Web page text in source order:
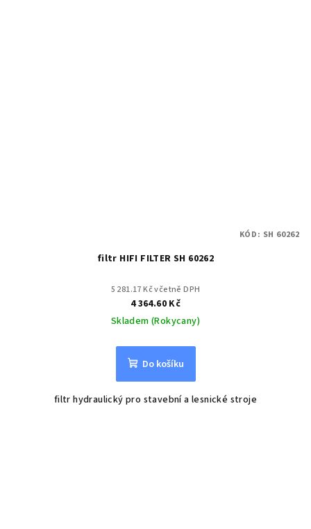
filtr HIFI FILTER SH 60262
5 281.17 Kč včetně DPH
4 364.60 Kč
Skladem (Rokycany)
Do košíku
filtr hydraulický pro stavební a lesnické stroje
KÓD: SH 60262